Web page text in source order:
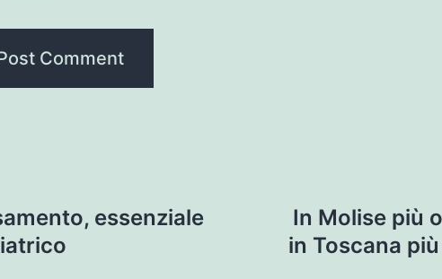
essenziale
In Molise più
in Toscana